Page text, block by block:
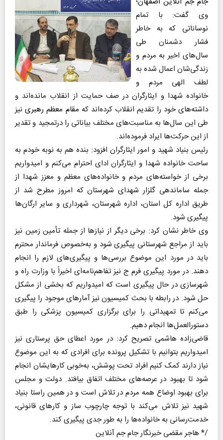
وی گفت: با تمام
نوساناتی که به خاطر
فشار دشمنان طی
سال‌های اخیر به مردم و
زندگی‌شان اعمال شده به
لطف الهی مردم و
خانواده شهدا و ایثارگران در صف حمایت از انقلاب مانده‌اند و
داشته‌های خود را تقدیم انقلاب کرده‌اند که مقام معظم رهبرینیز
طی این سال‌ها به مناسبت‌های مختلف بیاناتی را درتمجید و تقدیر
از این حرکت‌ها ایراد فرموده‌اند.
رئیس بنیاد شهید و امور ایثارگران افزود: بنده هم به نوبه خودم به
ساحت خانواده شهدا و ایثارگران ادای احترام می‌کنم و امیدواریم
برخی از خواسته‌های مردم و خانواده‌های معظم و معزز شهدا از
جمله ساماندهی گلزار شهدای شهرستان که امروز مطرح شد از
طریق اداره کل استان، اداره شهرستان، شهرداری و سایر ارگان‌ها
پیگیری ‌شود.
وی خاطر نشان کرد: برخی دیگر از نیازها از جمله تأمین زمین نیز
باید از مراجع شهرستانی پیگیری شود و به‌خصوص فرماندار محترم
باید در مورد این موضوع بررسی‌ها و پیگیری‌های لازم را انجام
دهند. در مورد پیگیری فرم ج نیز تفاهم‌نامه‌ای اخیراً با وزارت راه و
شهرسازی در حال پیگیری است که امیدواریم که بخشی از مشکل
حل شود. در رابطه با بحث کمیسیون نیز آمارهای موجود را پیگیری
می‌کنم تا تمهیداتی را برای برگزاری کمیسیون پزشکی را طبق
دستورالعمل‌ها انجام دهیم.
قاضی‌زاده هاشمی تصریح کرد: در مورد اعطای حق پرستاری نیز
امیدواریم بتوانیم با تشکیل پرونده برای افرادی که به این موضوع
نیاز دارند کمک کنیم افراد تحت پوشش، به‌خوبی کارهایشان انجام
شود تا بهبود در عرصه‌های مختلف اتفاق بیافتد. دولت و مجلس
برای بهبود اوضاع همه مردم در تلاش است و در همین راستا بنیاد
شهید نیز تلاش می‌کند با توجه چارچوب ساز و کارهای قانونی،
خدمت‌رسانی به خانواده‌ها را به طور جدی پیگیری کند.
/* هاجر مقضی خبرنگار جام جم آنلاین